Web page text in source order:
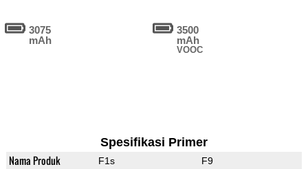
3075
mAh
3500
mAh
VOOC
Spesifikasi Primer
Nama Produk F1s F9